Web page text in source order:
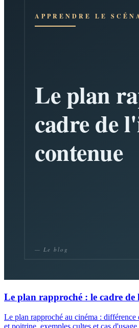
Le plan rapproché : le cadre
Le plan rapproché au cinéma : différence
et poitrine, exemples cultes et cas d'usage